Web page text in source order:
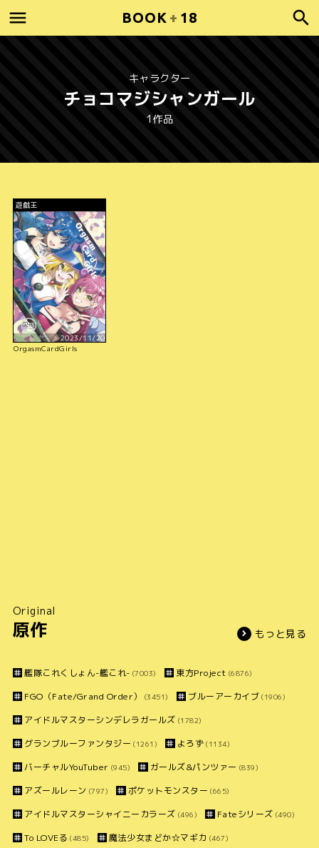
BOOK + 18
キャラクター
チョコマジシャンガール
1作品
遊戯王
2023/11/20
OrgasmCardGirls
Original
原作 もっと見る
艦隊これくしょん-艦これ- (7003) 東方Project (6876)
FGO（Fate/Grand Order） (3451) ブルーアーカイブ (1906)
アイドルマスターシンデレラガールズ (1782)
グランブルーファンタジー (1261) よろず (1134)
バーチャルYouTuber (945) ガールズ&パンツァー (839)
アズールレーン (797) ポケットモンスター (665)
アイドルマスターシャイニーカラーズ (496) Fateシリーズ (490)
To LOVEる (485) 魔法少女まどか☆マギカ (467)